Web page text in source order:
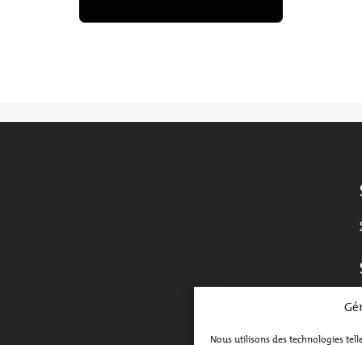
Nous utilisons des technologies